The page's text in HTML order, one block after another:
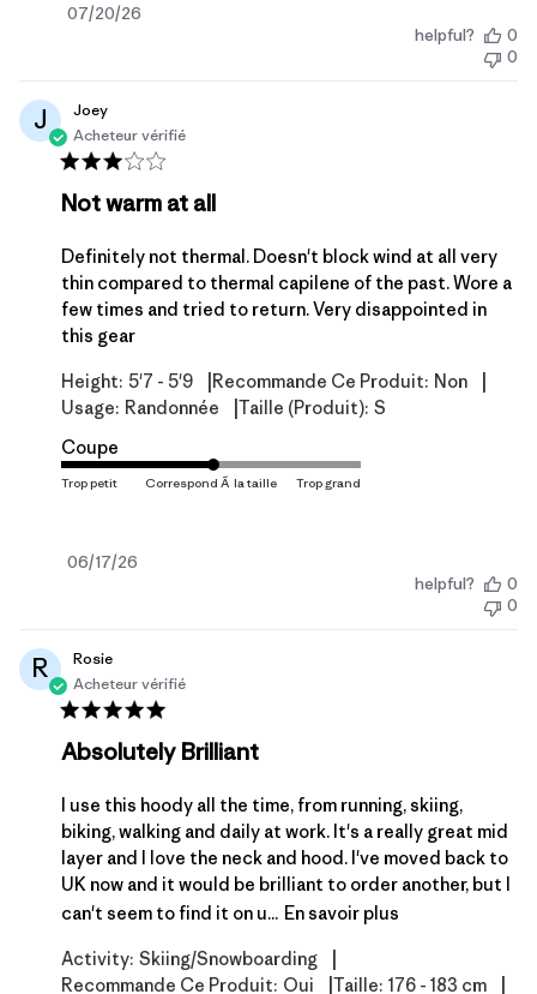
Date
07/20/26
helpful?
0
0
J
Joey
Acheteur vérifié
Not warm at all
Definitely not thermal. Doesn't block wind at all very
thin compared to thermal capilene of the past. Wore a
few times and tried to return. Very disappointed in
this gear
Height: 5'7 - 5'9 Recommande Ce Produit: Non
Usage: Randonnée Taille (produit): S
Coupe
Date
06/17/26
helpful?
0
0
R
Rosie
Acheteur vérifié
Absolutely Brilliant
I use this hoody all the time, from running, skiing,
biking, walking and daily at work. It's a really great mid
layer and I love the neck and hood. I've moved back to
UK now and it would be brilliant to order another, but I
can't seem to find it on u... En savoir plus
Activity: Skiing/Snowboarding
Recommande Ce Produit: Oui Taille: 176 - 183 cm